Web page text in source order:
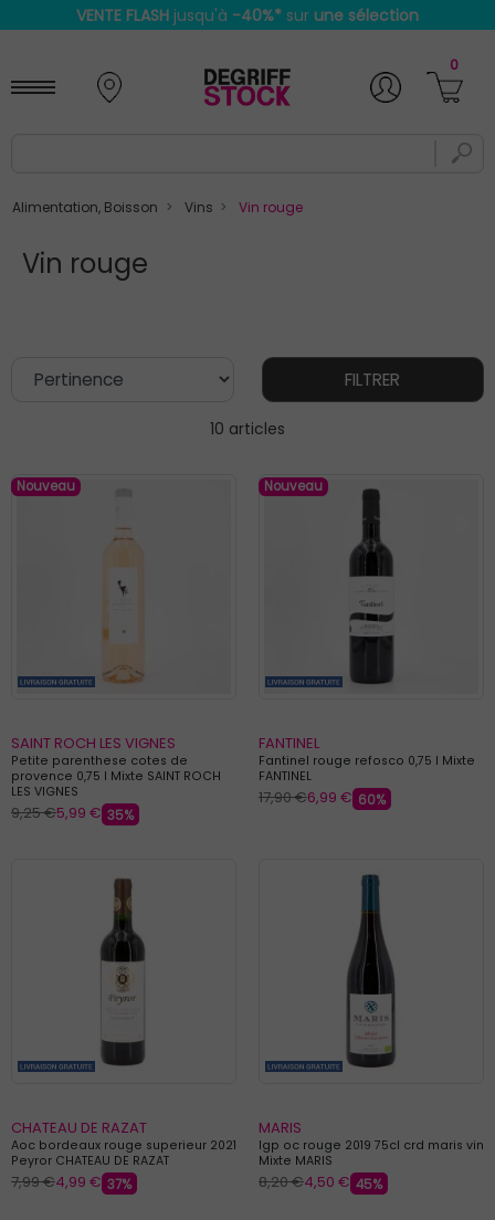
VENTE FLASH jusqu'à -40%* sur une sélection
0
Alimentation, Boisson Vins Vin rouge
Vin rouge
10 articles
FILTRER
Nouveau
SAINT ROCH LES VIGNES
Petite parenthese cotes de
provence 0,75 l Mixte SAINT ROCH
LES VIGNES
9,25 €5,99 € 35%
Nouveau
FANTINEL
Fantinel rouge refosco 0,75 l Mixte
FANTINEL
17,90 €6,99 € 60%
CHATEAU DE RAZAT
Aoc bordeaux rouge superieur 2021
Peyror CHATEAU DE RAZAT
7,99 €4,99 € 37%
MARIS
Igp oc rouge 2019 75cl crd maris vin
Mixte MARIS
8,20 €4,50 € 45%